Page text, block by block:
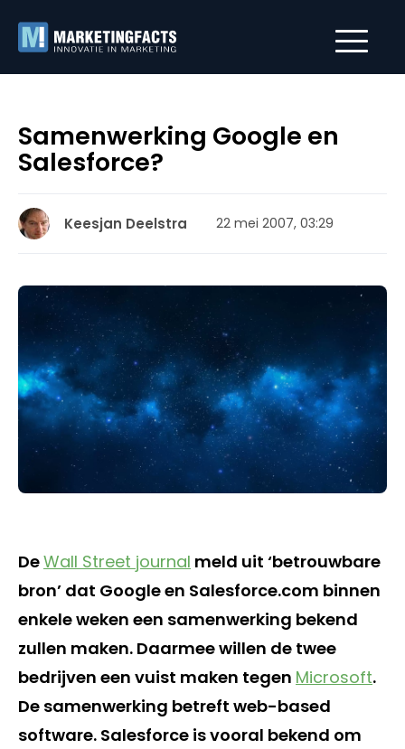
Samenwerking Google en
Salesforce?
Keesjan Deelstra 22 mei 2007, 03:29
DeWall Street journal meld uit ‘betrouwbare
bron’ dat Google en Salesforce.com binnen
enkele weken een samenwerking bekend
zullen maken. Daarmee willen de twee
bedrijven een vuist maken tegen Microsoft.
De samenwerking betreft web-based
software. Salesforce is vooral bekend om